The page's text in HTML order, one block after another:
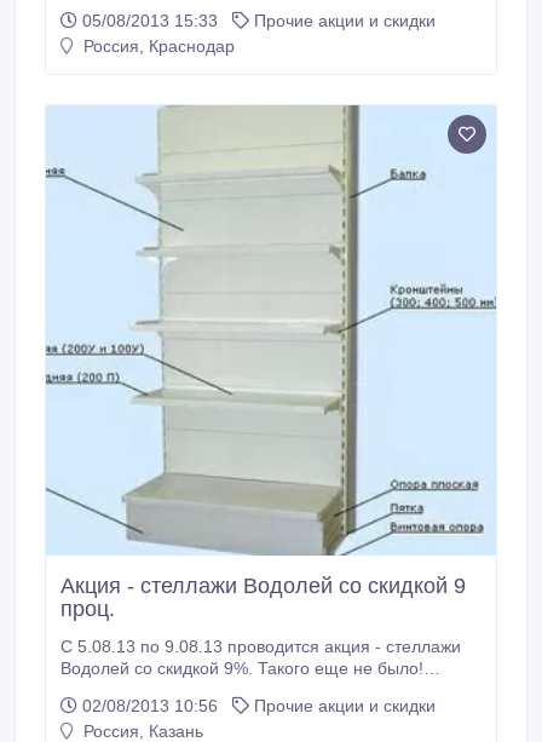
05/08/2013 15:33
Прочие акции и скидки
Россия, Краснодар
Акция - стеллажи Водолей со скидкой 9
проц.
С 5.08.13 по 9.08.13 проводится акция - стеллажи
Водолей со скидкой 9%. Такого еще не было!
ОЧЕНЬ выгодным ценам!!! 8927-461-02-51 - Ринат.
02/08/2013 10:56
Прочие акции и скидки
Россия, Казань